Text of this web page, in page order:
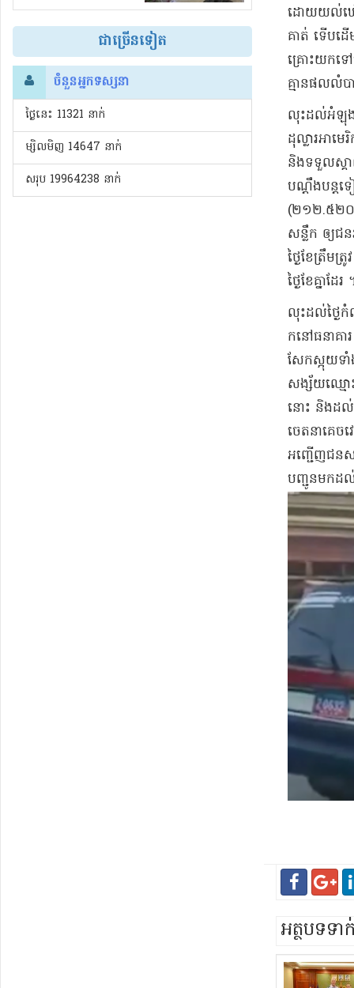
ពន្ធនិងអត់ច្បាប់នាំ
ចូល!?
ជាច្រើនទៀត
ចំនួនអ្នកទស្សនា
ថ្ងៃនេះ​ 11321 នាក់
ម្សិលមិញ 14647 នាក់
សរុប 19964238 នាក់
ដោយ​យល់ឃើ
គាត់ ទើប​ដ
គ្រោះ​យកទ
គ្មាន​ផល​លំប
លុះដល់​អំឡុង​
ដុល្លារ​អាម
និង​ទទួលស្គ
បណ្តឹង​បន្ត
(២១២.៥២០
សន្លឹក ឲ្យ​ជ
ថ្ងៃខែ​ត្រឹម
ថ្ងៃខែ​គ្នា​ដែរ
លុះដល់​ថ្ងៃ​
កនៅ​ធនាគា
សែក​ស្អុយ​ទ
សង្ស័យ​ឈ្មោ
នោះ និង​ដល់​
ចេតនា​គេច
អញ្ជើញ​ជន
បញ្ជូនមក​ដល់
អត្ថបទទ